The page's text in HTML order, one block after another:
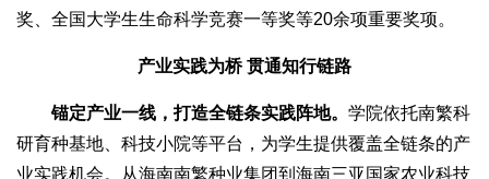
奖、全国大学生生命科学竞赛一等奖等20余项重要奖项。
产业实践为桥 贯通知行链路
锚定产业一线，打造全链条实践阵地。 学院依托南繁科
研育种基地、科技小院等平台，为学生提供覆盖全链条的产
业实践机会。从海南南繁种业集团到海南三亚国家农业科技